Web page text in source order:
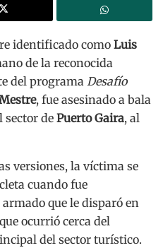
identificado como Luis
de la reconocida
del programa Desafío
, fue asesinado a bala
sector de Puerto Gaira, al
versiones, la víctima se
cuando fue
que le disparó en
ocurrió cerca del
del sector turístico.